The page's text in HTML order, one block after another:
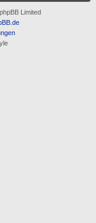
Limited